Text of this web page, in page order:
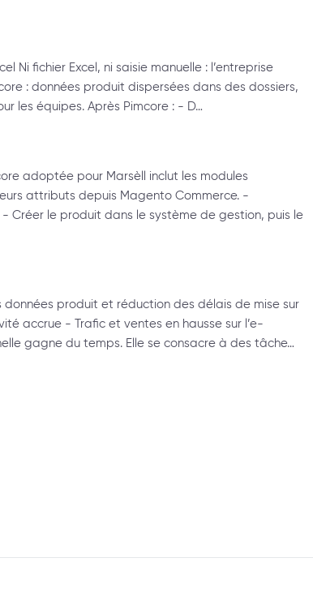
Ni fichier Excel, ni saisie manuelle : l’entreprise
: données produit dispersées dans des dossiers,
les équipes. Après Pimcore : - D…
adoptée pour Marsèll inclut les modules
attributs depuis Magento Commerce. -
Créer le produit dans le système de gestion, puis le
produit et réduction des délais de mise sur
accrue - Trafic et ventes en hausse sur l’e-
gagne du temps. Elle se consacre à des tâche…